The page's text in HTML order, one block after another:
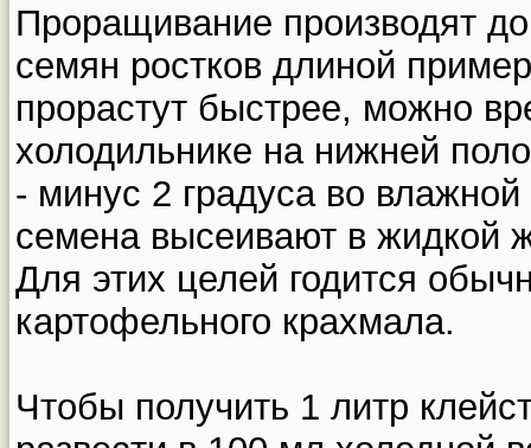
Проращивание производят
семян ростков длиной
прорастут быстрее, можно
холодильнике на нижней
- минус 2 градуса во
семена высеивают в жидкой
Для этих целей годится
картофельного крахмала.
Чтобы получить 1 литр